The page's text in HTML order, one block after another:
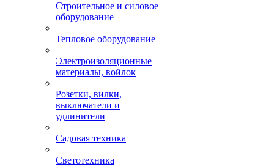
Строительное и силовое
оборудование
Тепловое оборудование
Электроизоляционные
материалы, войлок
Розетки, вилки,
выключатели и
удлинители
Садовая техника
Светотехника